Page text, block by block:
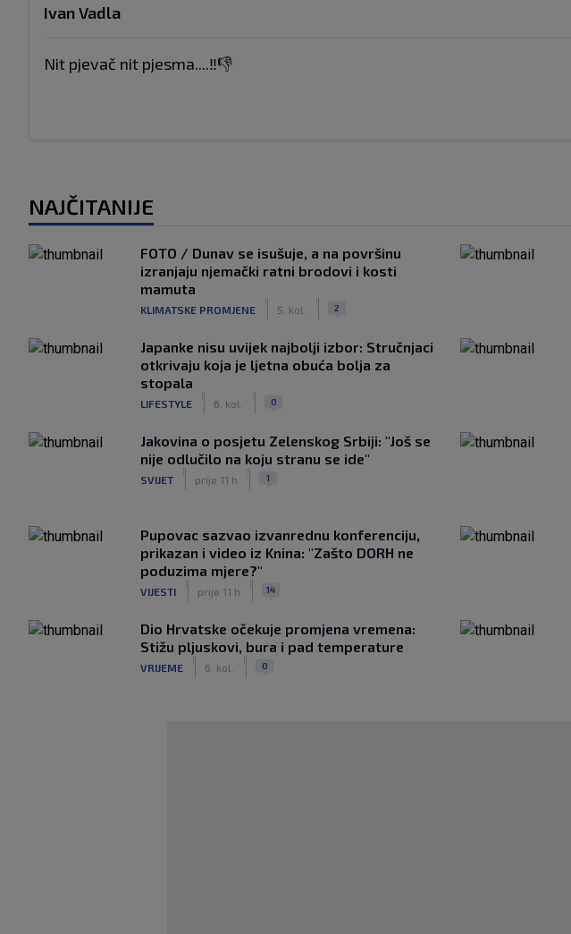
Ivan Vadla
Nit pjevač nit pjesma....‼️👎
NAJČITANIJE
FOTO / Dunav se isušuje, a na površinu
izranjaju njemački ratni brodovi i kosti
mamuta
KLIMATSKE PROMJENE 5. kol. 2
Japanke nisu uvijek najbolji izbor: Stručnjaci
otkrivaju koja je ljetna obuća bolja za
stopala
LIFESTYLE 6. kol. 0
Jakovina o posjetu Zelenskog Srbiji: "Još se
nije odlučilo na koju stranu se ide"
SVIJET prije 11 h 1
Pupovac sazvao izvanrednu konferenciju,
prikazan i video iz Knina: "Zašto DORH ne
poduzima mjere?"
VIJESTI prije 11 h 14
Dio Hrvatske očekuje promjena vremena:
Stižu pljuskovi, bura i pad temperature
VRIJEME 6. kol. 0